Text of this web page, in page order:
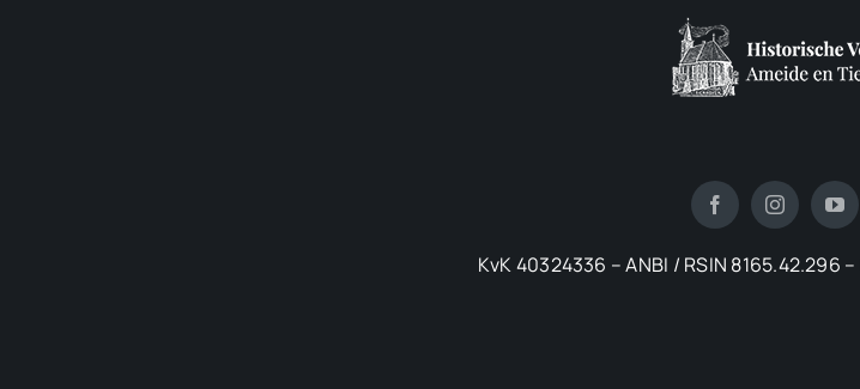
KvK 40324336 – ANBI / RSIN 8165.42.296